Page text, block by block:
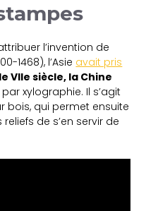
l’invention de
1468), l’Asie avait pris
VIIe siècle, la Chine
par xylographie. Il s’agit
bois, qui permet ensuite
de s’en servir de